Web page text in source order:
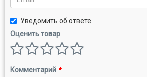
Уведомить об ответе
Оценить товар
Комментарий *